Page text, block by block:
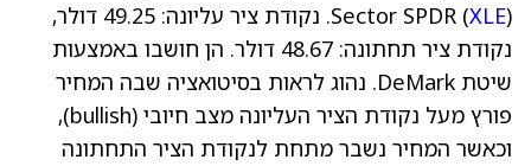
Sector SPDR (XLE
). נקודת ציר עליונה: 49.25 דולר,
נקודת ציר תחתונה: 48.67 דולר. הן חושבו באמצעות
שיטת DeMark. נהוג לראות בסיטואציה שבה המחיר
פורץ מעל נקודת הציר העליונה מצב חיובי (bullish),
וכאשר המחיר נשבר מתחת לנקודת הציר התחתונה